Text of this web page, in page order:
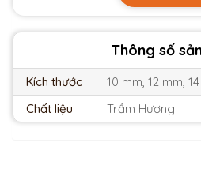
Thông số
Kích thước
10 mm, 12 mm,
Chất liệu
Trầm Hương